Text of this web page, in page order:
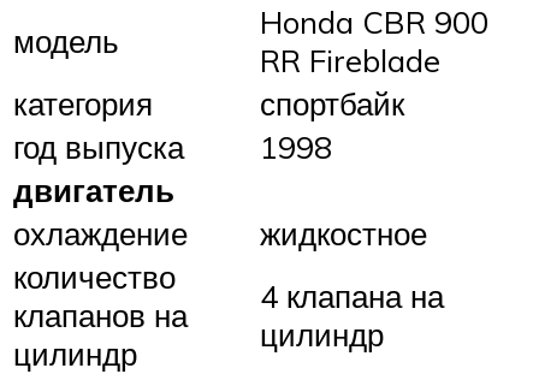
модель
Honda CBR 900
RR Fireblade
категория
спортбайк
год выпуска
1998
двигатель
охлаждение
жидкостное
количество
клапанов на
цилиндр
4 клапана на
цилиндр